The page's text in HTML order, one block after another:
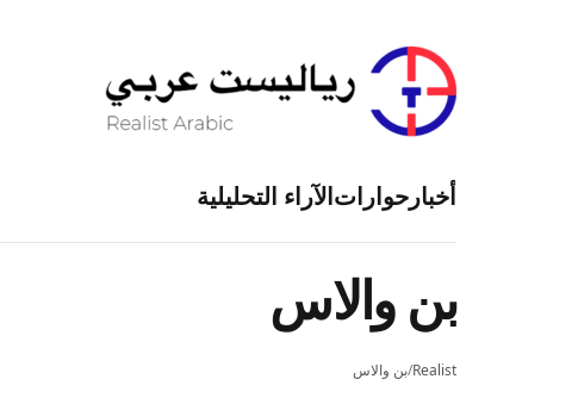
أخبارحواراتالآراء التحليلية
بن والاس
Realist
/بن والاس